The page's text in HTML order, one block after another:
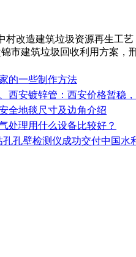
改造建筑垃圾资源再生工
市建筑垃圾回收利用方案，
的一些制作方法
西安镀锌管：西安价格暂稳
全地毯尺寸及边角介绍
处理用什么设备比较好？
孔孔壁检测仪成功交付中国水